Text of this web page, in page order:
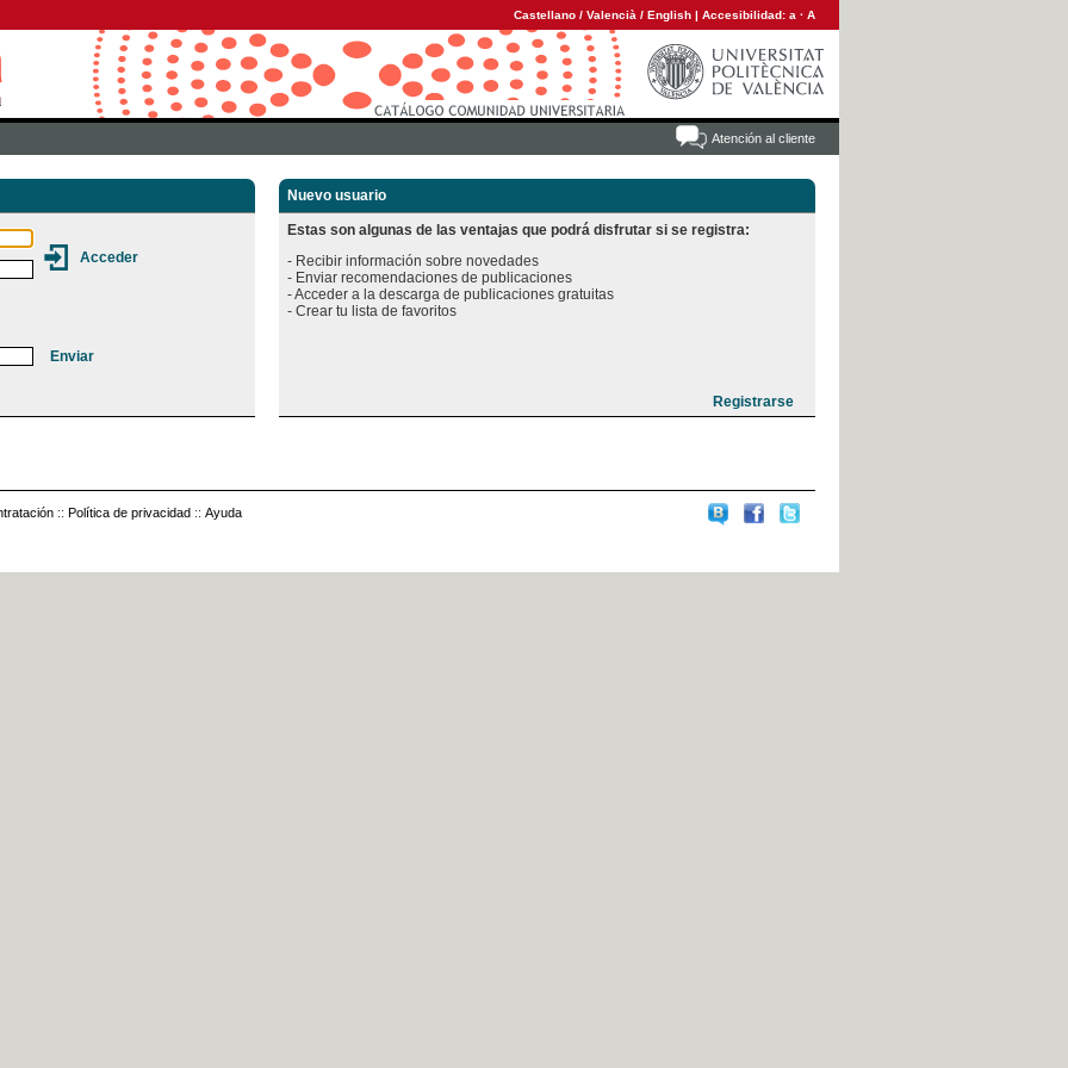
Castellano / Valencià / English | Accesibilidad: a · A
Atención al cliente
Nuevo usuario
Estas son algunas de las ventajas que podrá disfrutar si se registra:
- Recibir información sobre novedades
- Enviar recomendaciones de publicaciones
- Acceder a la descarga de publicaciones gratuitas
:: Política de privacidad :: Ayuda